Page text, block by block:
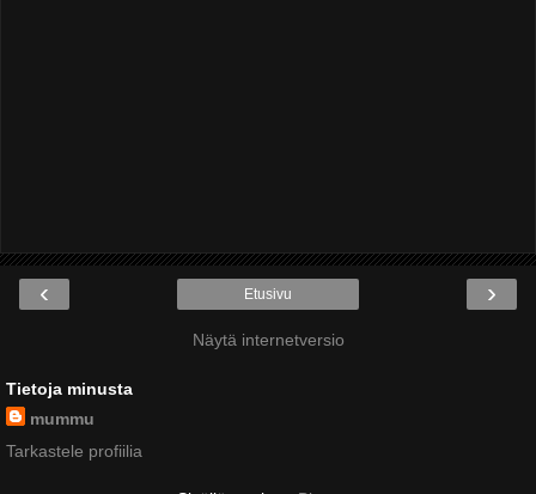
‹ ›
Etusivu
Näytä internetversio
Tietoja minusta
mummu
Tarkastele profiilia